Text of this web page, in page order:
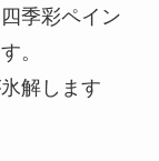
季彩ペイン
。
解します